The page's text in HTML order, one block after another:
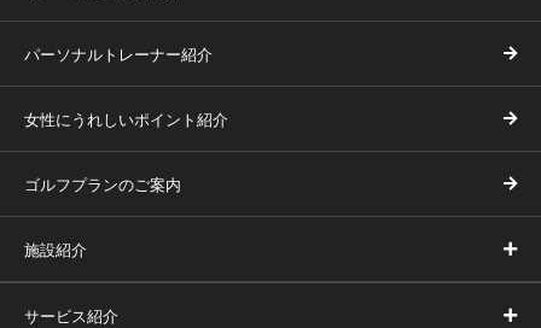
パーソナルトレーナー紹介
女性にうれしいポイント紹介
ゴルフプランのご案内
施設紹介
サービス紹介